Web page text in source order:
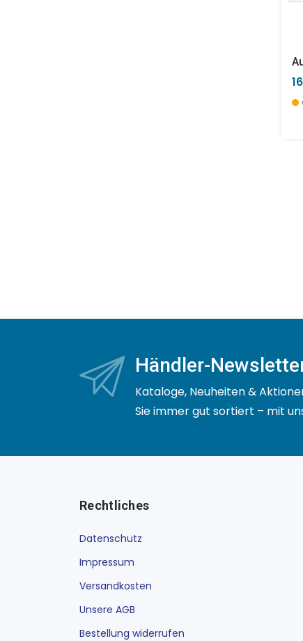
Händler-
Kataloge, Neuheiten &
Sie immer gut sortiert – mit
Rechtliches
Datenschutz
Impressum
Versandkosten
Unsere AGB
Bestellung widerrufen